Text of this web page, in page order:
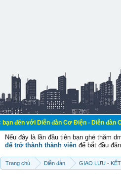
Diễn đàn Cơ Điện - Diễn đàn Cơ điện là
Nếu đây là lần đầu tiên bạn ghé thăm
để trở thành thành viên để bắt đầu
Trang chủ Diễn đàn GIAO LƯU -